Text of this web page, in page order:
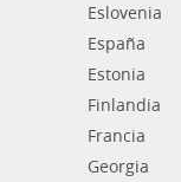
Eslovenia
España
Estonia
Finlandia
Francia
Georgia